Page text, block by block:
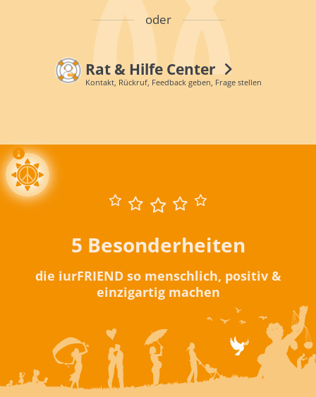
oder
Rat & Hilfe Center
Kontakt, Rückruf, Feedback geben, Frage stellen
5 Besonderheiten
die iurFRIEND so menschlich, positiv &
einzigartig machen